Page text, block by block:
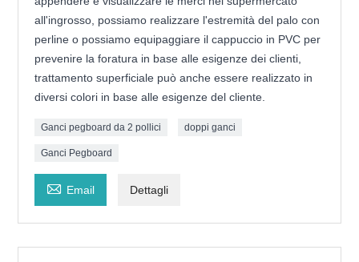
all'ingrosso, possiamo realizzare l'estremità del palo con
perline o possiamo equipaggiare il cappuccio in PVC per
prevenire la foratura in base alle esigenze dei clienti,
trattamento superficiale può anche essere realizzato in
diversi colori in base alle esigenze del cliente.
Ganci pegboard da 2 pollici doppi ganci
Ganci Pegboard
 Email Dettagli